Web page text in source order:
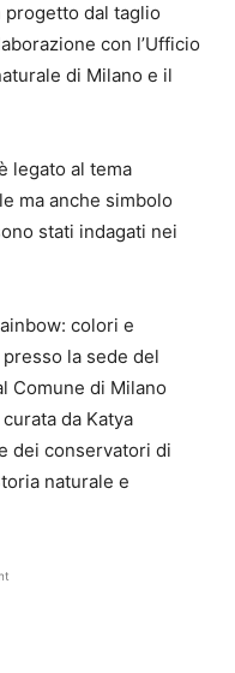
dal taglio
con l’Ufficio
di Milano e il
legato al tema
ma anche simbolo
stati indagati nei
colori e
la sede del
Comune di Milano
da Katya
dei conservatori di
naturale e